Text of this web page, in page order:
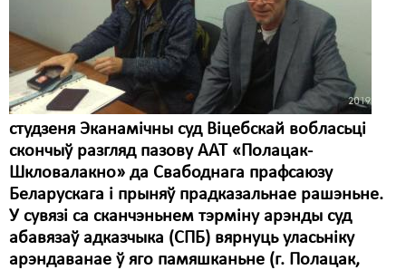
студзеня Эканамічны суд Віцебскай вобласьці
скончыў разгляд пазову ААТ «Полацак-
Шкловалакно» да Свабоднага прафсаюзу
Беларускага і прыняў прадказальнае рашэньне.
У сувязі са сканчэньнем тэрміну арэнды суд
абавязаў адказчыка (СПБ) вярнуць уласьніку
арэндаванае ў яго памяшканьне (г. Полацак,